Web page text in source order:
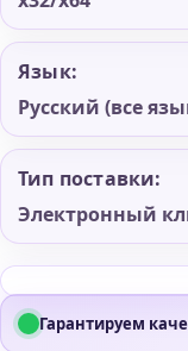
Язык:
Русский (все
Тип поставки:
Электронный
Гарантируем